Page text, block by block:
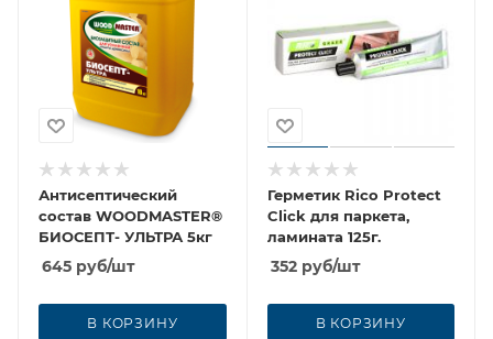
Антисептический
состав WOODMASTER®
БИОСЕПТ- УЛЬТРА 5кг
645 руб/шт
В КОРЗИНУ
Герметик Rico Protect
Click для паркета,
ламината 125г.
352руб/шт
В КОРЗИНУ